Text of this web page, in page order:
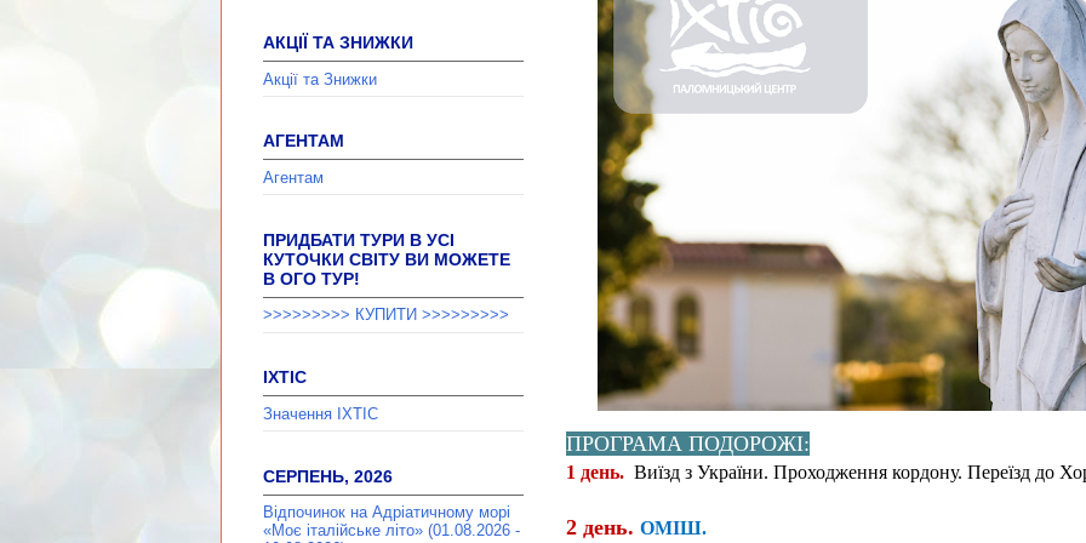
ПРОГРАМА ПОДОРОЖІ:
1 день. Виїзд з України. Проходження кордону. Переїзд до
2 день. ОМІШ.
АКЦІЇ ТА ЗНИЖКИ
Акції та Знижки
АГЕНТАМ
Агентам
ПРИДБАТИ ТУРИ В УСІ
КУТОЧКИ СВІТУ ВИ МОЖЕТЕ
В ОГО ТУР!
>>>>>>>>> КУПИТИ >>>>>>>>>
ІХТІС
Значення ІХТІС
СЕРПЕНЬ, 2026
Відпочинок на Адріатичному морі
«Моє італійське літо» (01.08.2026 -